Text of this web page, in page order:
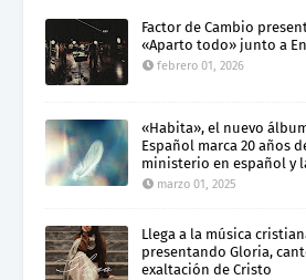
Factor de Cambio
«Aparto todo» junto a
febrero 01, 2026
«Habita», el nuevo
Español marca 20 años
ministerio en español y
marzo 01, 2025
Llega a la música
presentando Gloria,
exaltación de Cristo